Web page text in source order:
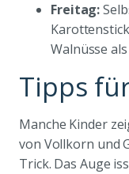
Freitag:
Walnüsse
Tipps
Manche Kinder
von Vollkorn und
Trick. Das Auge